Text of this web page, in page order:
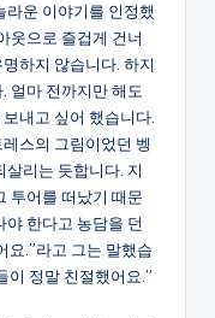
라운 이야기를 인정했
웃으로 즐겁게 건너
하지 않습니다. 하지
얼마 전까지만 해도
내고 싶어 했습니다.
스의 그림이었던 벵
살리는 듯합니다. 지
투어를 떠났기 때문
한다고 농담을 던
요.”라고 그는 말했습
이 정말 친절했어요.”